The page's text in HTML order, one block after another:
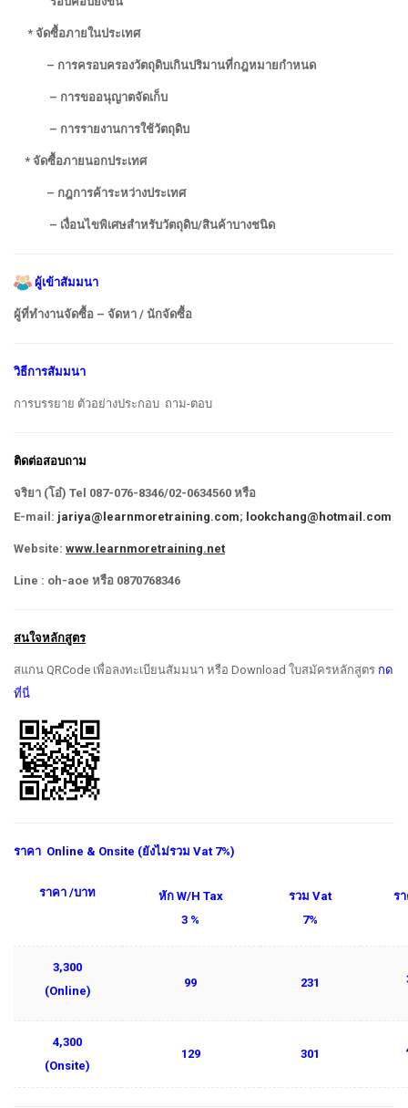
* จัดซื้อภายในประเทศ
– การครอบครองวัตถุดิบเกินปริมานที่กฎหมายกำหนด
– การขออนุญาตจัดเก็บ
– การรายงานการใช้วัตถุดิบ
* จัดซื้อภายนอกประเทศ
– กฎการค้าระหว่างประเทศ
– เงื่อนไขพิเศษสำหรับวัตถุดิบ/สินค้าบางชนิด
ผู้เข้าสัมมนา
ผู้ที่ทำงานจัดซื้อ – จัดหา / นักจัดซื้อ
วิธีการสัมมนา
การบรรยาย ตัวอย่างประกอบ ถาม-ตอบ
ติดต่อสอบถาม
จริยา (โอ๋) Tel 087-076-8346/02-0634560 หรือ
E-mail: jariya@learnmoretraining.com; lookchang@hotmail.com
Website: www.learnmoretraining.net
Line : oh-aoe หรือ 0870768346
สนใจหลักสูตร
สแกน QRCode เพื่อลงทะเบียนสัมมนา หรือ Download ใบสมัครหลักสูตร กด
ที่นี่
ราคา Online & Onsite (ยังไม่รวม Vat 7%)
ราคา /บาท
หัก W/H Tax
3 %
รวม Vat
7%
ร
3,300
(Online)
99 231
4,300
(Onsite)
129 301